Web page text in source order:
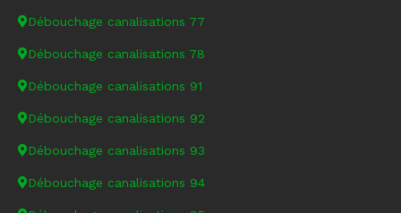
Débouchage canalisations 77
Débouchage canalisations 78
Débouchage canalisations 91
Débouchage canalisations 92
Débouchage canalisations 93
Débouchage canalisations 94